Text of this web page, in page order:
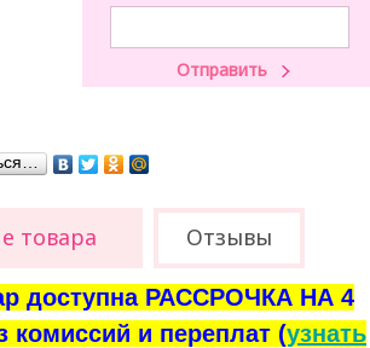
товара Отзывы
доступна РАССРОЧКА НА 4
и переплат (узнать